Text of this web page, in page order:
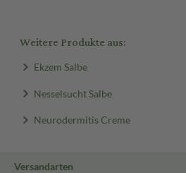
Weitere Produkte aus:
Ekzem Salbe
Nesselsucht Salbe
Neurodermitis Creme
Versandarten